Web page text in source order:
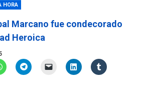
HORA
Marcano fue condecorado
Heroica